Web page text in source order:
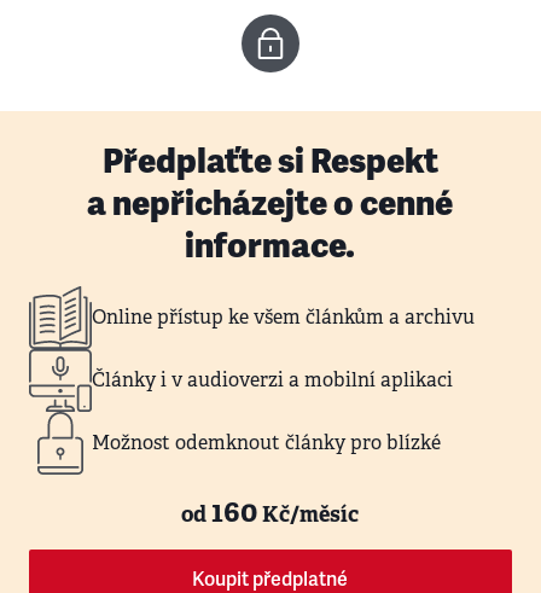
Předplaťte si Respekt
a nepřicházejte o cenné
informace.
Online přístup ke všem článkům a archivu
Články i v audioverzi a mobilní aplikaci
Možnost odemknout články pro blízké
od160Kč/měsíc
Koupit předplatné